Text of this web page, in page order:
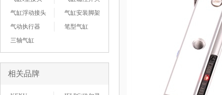
气缸浮动接头
气缸安装脚架
气动执行器
笔型气缸
三轴气缸
相关品牌